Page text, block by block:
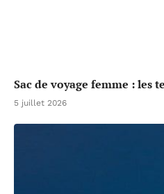
Sac de voyage femme : les
5 juillet 2026